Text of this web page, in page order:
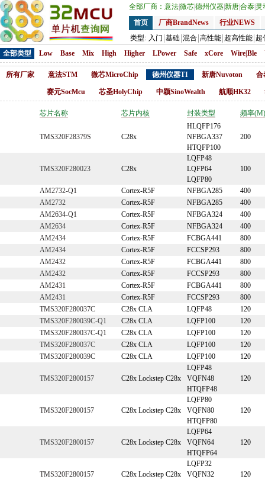
全部厂商： 意法微芯德州仪器新唐合泰 灵
首页
厂商BrandNews
行业NEWS
类型: 入门 基础 混合 高性能 超高性能 超
全部类型
Low Base Mix High Higher LPower Safe xCore Wire|Ble
所有厂家 意法STM 微芯MicroChip 德州仪器TI 新唐Nuvoton 合
赛元SocMcu 芯圣HolyChip 中颖SinoWealth 航顺HK32
芯片名称 芯片内核 封装类型 频率(M)
TMS320F28379S C28x
HLQFP176
NFBGA337
HTQFP100
200
TMS320F280023 C28x
LQFP48
LQFP64
LQFP80
100
AM2732-Q1 Cortex-R5F NFBGA285
400
AM2732
Cortex-R5F NFBGA285
400
AM2634-Q1
Cortex-R5F NFBGA324
400
AM2634
Cortex-R5F NFBGA324
400
AM2434
Cortex-R5F FCBGA441
800
AM2434
Cortex-R5F FCCSP293
800
AM2432
Cortex-R5F FCBGA441
800
AM2432
Cortex-R5F FCCSP293
800
AM2431
Cortex-R5F FCBGA441
800
AM2431
Cortex-R5F FCCSP293
800
TMS320F280037C
C28x CLA LQFP48
120
TMS320F280039C-Q1
C28x CLA LQFP100
120
TMS320F280037C-Q1
C28x CLA LQFP100
120
TMS320F280037C
C28x CLA LQFP100
120
TMS320F280039C
C28x CLA LQFP100 120
TMS320F2800157 C28x Lockstep C28x
LQFP48
VQFN48
HTQFP48
120
TMS320F2800157 C28x Lockstep C28x
LQFP80
VQFN80
HTQFP80
120
TMS320F2800157 C28x Lockstep C28x
LQFP64
VQFN64
HTQFP64
120
TMS320F2800157 C28x Lockstep C28x
LQFP32
VQFN32
120